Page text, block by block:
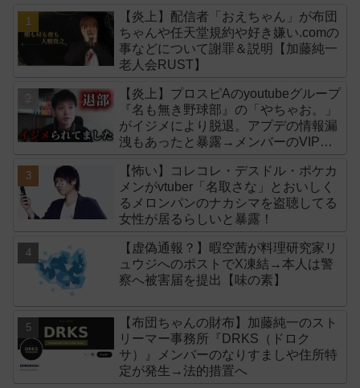
【炎上】配信者「おえちゃん」が布団
ちゃんや任天堂規約や好き嫌い.comの
事などについて謝罪＆説明【加藤純一
老人会RUST】
【炎上】プロスピAのyoutubeグループ
『名も無き野球部』の「やちゃお。」
がイジメにより脱退。アプデの情報漏
洩もあったと暴露→メンバーのVIPが
【怖い】コレコレ・デスドル・ポケカ
メンがvtuber「名取さな」とおいしく
るメロンパンのナカシマを盗聴してる
女性が居るらしいと暴露！
【虚偽通報？】暇空茜が料理研究家リ
ュウジへのポストでX凍結→本人は警
察へ被害届を提出【味の素】
【布団ちゃんの財布】加藤純一のスト
リーマー事務所『DRKS（ドロク
サ）』メンバーのなりすましや住所特
定が発生→法的措置へ